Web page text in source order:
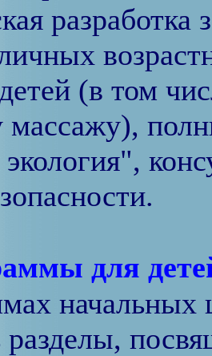
(в том
массажу),
для
разделы,